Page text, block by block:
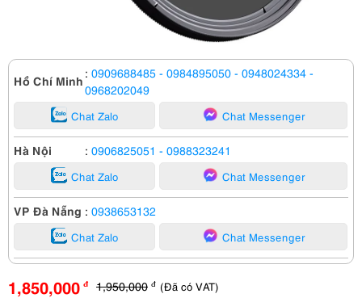
Hồ Chí Minh : 0909688485 - 0984895050 - 0948024334 -
0968202049
Chat Zalo Chat Messenger
Hà Nội : 0906825051 - 0988323241
Chat Zalo Chat Messenger
VP Đà Nẵng : 0938653132
Chat Zalo Chat Messenger
1,850,000 đ 1,950,000 đ (Đã có VAT)